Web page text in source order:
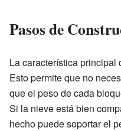
Pasos de
La característica principal
Esto permite que no
que el peso de cada
Si la nieve está bien
hecho puede soportar el